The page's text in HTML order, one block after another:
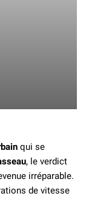
qui se
, le verdict
irréparable.
de vitesse